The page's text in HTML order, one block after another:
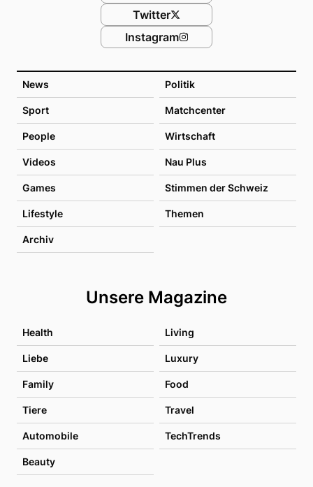
News Politik
Sport Matchcenter
People Wirtschaft
Videos Nau Plus
Games Stimmen der Schweiz
Lifestyle Themen
Archiv
Unsere Magazine
Health Living
Liebe Luxury
Family Food
Tiere Travel
Automobile TechTrends
Beauty
Twitter
Instagram